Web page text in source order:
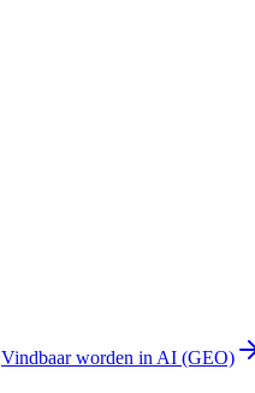
Vindbaar worden in AI (GEO)